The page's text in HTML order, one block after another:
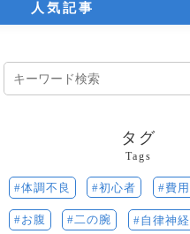
人気記事
タグ
Tags
体調不良 初心者 費用
お腹 二の腕 自律神経